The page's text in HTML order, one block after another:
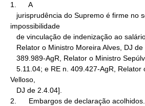
1.      A
impossibilidade
Velloso,
2.      Embargos de declaração acolhidos.